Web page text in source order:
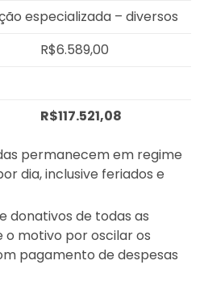
especializada – diversos
R$6.589,00
R$117.521,08
permanecem em regime
dia, inclusive feriados e
donativos de todas as
o motivo por oscilar os
pagamento de despesas